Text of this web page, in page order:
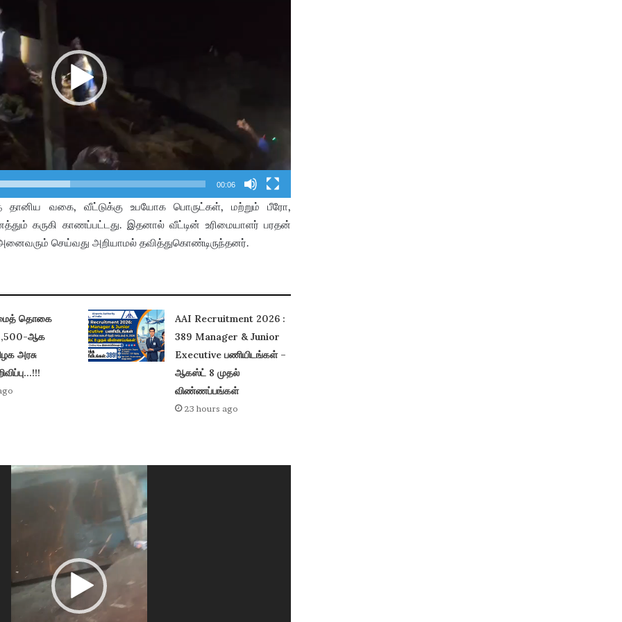
00:06
வகை, வீட்டுக்கு உபயோக பொருட்கள், மற்றும் பீரோ,
கருகி காணப்பட்டது. இதனால் வீட்டின் உரிமையாளர் பரதன்
அனைவரும் செய்வது அறியாமல் தவித்துகொண்டிருந்தனர்.
தொகை
ஆக
அரசு
AAI Recruitment 2026 :
389 Manager & Junior
Executive பணியிடங்கள் –
ஆகஸ்ட் 8 முதல்
விண்ணப்பங்கள்
23 hours ago